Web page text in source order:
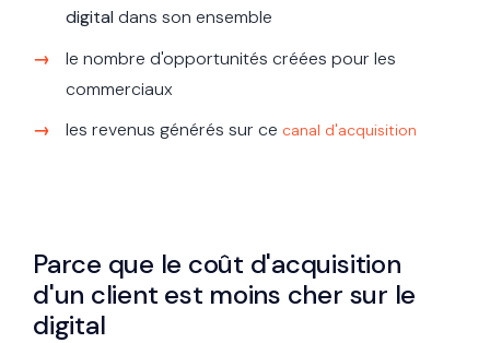
digital dans son ensemble
le nombre d'opportunités créées pour les
commerciaux
les revenus générés sur ce canal d'acquisition
Parce que le coût d'acquisition
d'un client est moins cher sur le
digital